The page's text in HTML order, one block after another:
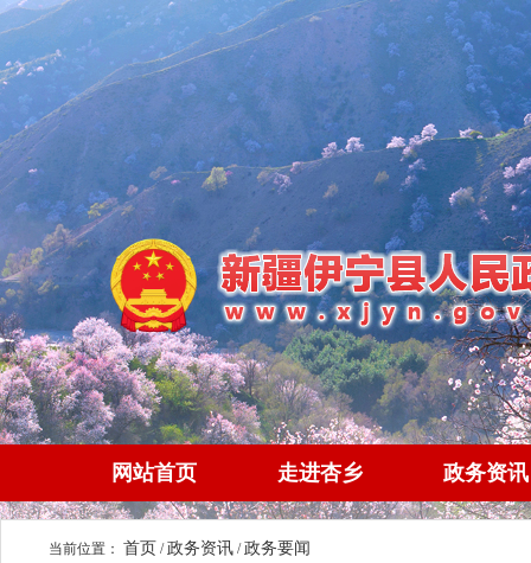
网站首页 走进杏乡 政务资讯
当前位置： 首页 /政务资讯 /政务要闻